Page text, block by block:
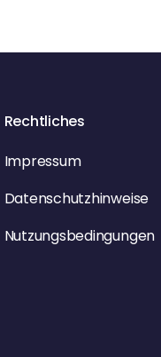
Rechtliches
Impressum
Datenschutzhinweise
Nutzungsbedingungen